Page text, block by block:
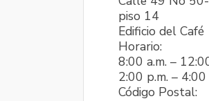
piso 14
Edificio del Café
Horario:
8:00 a.m. –
2:00 p.m. – 4:00
Código Postal: